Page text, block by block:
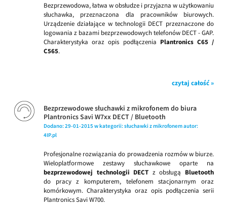
Bezprzewodowa, łatwa w obsłudze i przyjazna w użytkowaniu
słuchawka, przeznaczona dla pracowników biurowych.
Urządzenie działające w technologii DECT przeznaczone do
logowania z bazami bezprzewodowych telefonów DECT - GAP.
Charakterystyka oraz opis podłączenia Plantronics C65 /
C565.
czytaj całość »
Bezprzewodowe słuchawki z mikrofonem do biura
Plantronics Savi W7xx DECT / Bluetooth
Dodano:29-01-2015 w kategorii:słuchawki z mikrofonemautor:
4IP.pl
Profesjonalne rozwiązania do prowadzenia rozmów w biurze.
Wieloplatformowe zestawy słuchawkowe oparte na
bezprzewodowej technologii DECT z obsługą Bluetooth
do pracy z komputerem, telefonem stacjonarnym oraz
komórkowym. Charakterystyka oraz opis podłączenia serii
Plantronics Savi W700.